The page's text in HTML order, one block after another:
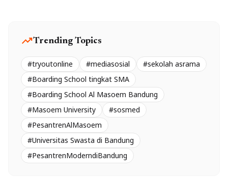
trending_upTrending Topics
#tryoutonline #mediasosial
#sekolah asrama
#Boarding School tingkat SMA
#Boarding School Al Masoem Bandung
#Masoem University
#sosmed
#PesantrenAlMasoem
#Universitas Swasta di Bandung
#PesantrenModerndiBandung